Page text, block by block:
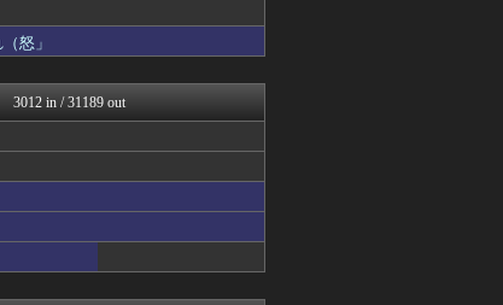
とめたニュース
1 NEWS.
もえるあじあ(･∀･)
想ちゃんねる
艦巨砲主義！
識的に考えた
ゅーすアルー！
怒」
3012 in / 31189 out